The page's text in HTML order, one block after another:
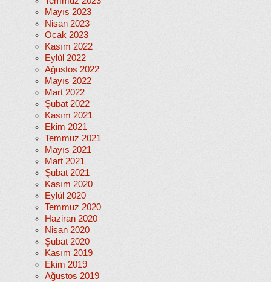
Mayıs 2023
Nisan 2023
Ocak 2023
Kasım 2022
Eylül 2022
Ağustos 2022
Mayıs 2022
Mart 2022
Şubat 2022
Kasım 2021
Ekim 2021
Temmuz 2021
Mayıs 2021
Mart 2021
Şubat 2021
Kasım 2020
Eylül 2020
Temmuz 2020
Haziran 2020
Nisan 2020
Şubat 2020
Kasım 2019
Ekim 2019
Ağustos 2019